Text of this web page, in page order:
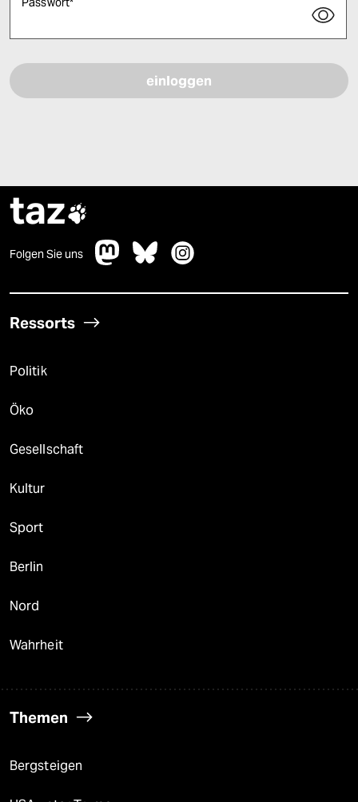
taz
Folgen Sie uns
Ressorts
Politik
Öko
Gesellschaft
Kultur
Sport
Berlin
Nord
Wahrheit
Themen
Bergsteigen